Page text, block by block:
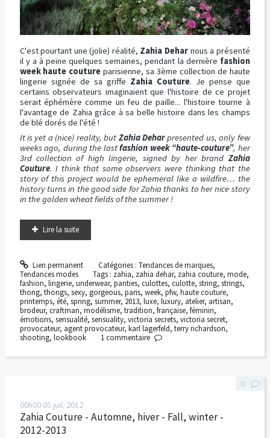
C'est pourtant une (jolie) réalité, Zahia Dehar nous a présenté
il y a à peine quelques semaines, pendant la dernière fashion
week haute couture parisienne, sa 3ème collection de haute
lingerie signée de sa griffe Zahia Couture. Je pense que
certains observateurs imaginaient que l'histoire de ce projet
serait éphémère comme un feu de paille... l'histoire tourne à
l'avantage de Zahia grâce à sa belle histoire dans les champs
de blé dorés de l'été !
It is yet a (nice) reality, but Zahia Deharpresented us, only few
weeks ago, during the lastfashion week “haute-couture”, her
3rd collection of high lingerie, signed by her brand Zahia
Couture. I think that some observers were thinking that the
story of this project would be ephemeral like a wildfire… the
history turns in the good side for Zahia thanks to her nice story
in the golden wheat fields of the summer !
Lire la suite
Lien permanent Catégories : Tendances de marques,
Tendances modes
Tags : zahia, zahia dehar, zahia couture,mode,
fashion, lingerie, underwear, panties, culottes, culotte, string, strings,
thong, thongs, sexy, gorgeous, paris, week, pfw, haute couture,
printemps, été, spring, summer, 2013, luxe, luxury, atelier, artisan,
brodeur, craftman, modélisme, tradition, française, féminin,
émotions, sensualité, sensuality, victoria secrets, victoria secret,
provocateur, agent provocateur, karl lagerfeld, terry richardson,
shooting, lookbook 1commentaire
00h00 05 juil. 2012
Zahia Couture - Automne, hiver - Fall, winter -
2012-2013
0